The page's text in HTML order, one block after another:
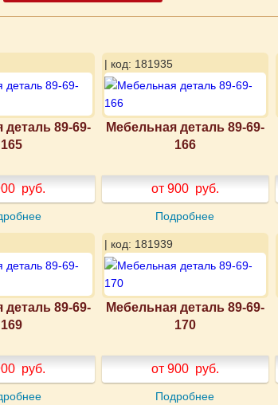
деталь 89-69-
165
руб.
| код: 181935
Мебельная деталь 89-69-
166
от 900 руб.
Подробнее
деталь 89-69-
169
руб.
| код: 181939
Мебельная деталь 89-69-
170
от 900 руб.
Подробнее